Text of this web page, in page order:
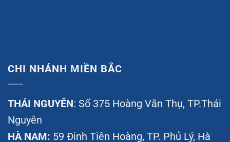
CHI NHÁNH MIỀN BẮC
THÁI NGUYÊN: Số 375 Hoàng Văn Thụ, TP.Thái
Nguyên
HÀ NAM: 59 Đinh Tiên Hoàng, TP. Phủ Lý, Hà